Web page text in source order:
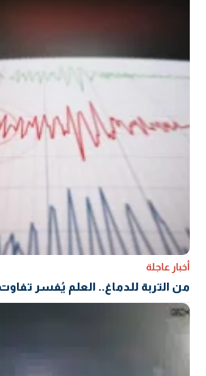
أخبار عاجلة
من التربة للدماغ.. العلم يُفسر